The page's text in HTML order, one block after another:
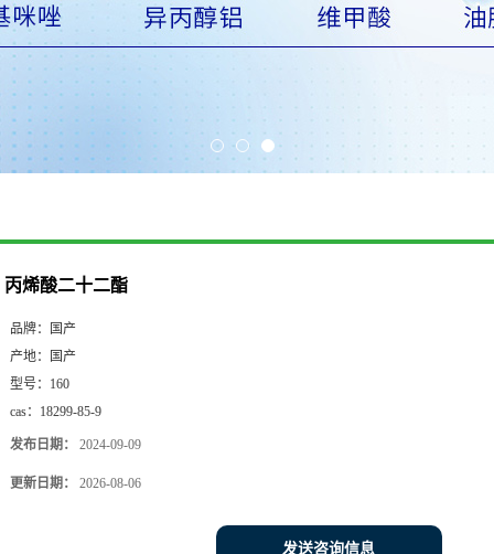
丙烯酸二十二酯
品牌：
国产
产地：
国产
型号： 160
cas： 18299-85-9
发布日期： 2024-09-09
更新日期： 2026-08-06
发送咨询信息